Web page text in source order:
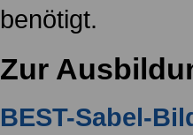
benötigt.
Zur
BEST-Sabel-